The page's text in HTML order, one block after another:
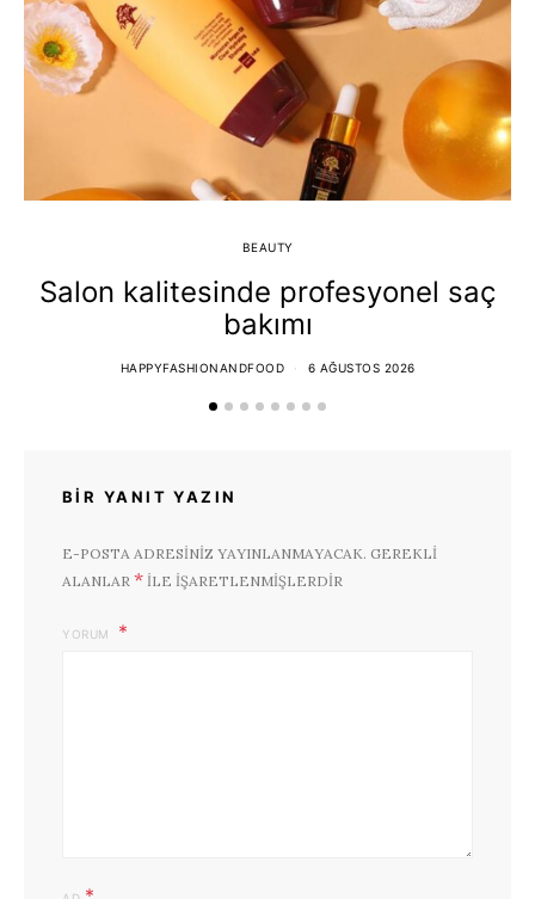
BEAUTY
Salon kalitesinde profesyonel saç
bakımı
HAPPYFASHIONANDFOOD 6 AĞUSTOS 2026
BIR YANIT YAZIN
E-POSTA ADRESINIZ YAYINLANMAYACAK. GEREKLI
ALANLAR * ILE IŞARETLENMIŞLERDIR
YORUM